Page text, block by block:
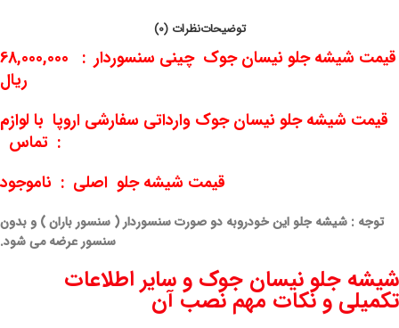
توضیحاتنظرات (0)
قیمت شیشه جلو نیسان جوک چینی سنسوردار : 68,000,000
ریال
قیمت شیشه جلو نیسان جوک وارداتی سفارشی اروپا با لوازم
: تماس
قیمت شیشه جلو اصلی : ناموجود
توجه : شیشه جلو این خودروبه دو صورت سنسوردار ( سنسور باران ) و بدون
سنسور عرضه می شود.
شیشه جلو نیسان جوک و سایر اطلاعات
تکمیلی و نکات مهم نصب آن